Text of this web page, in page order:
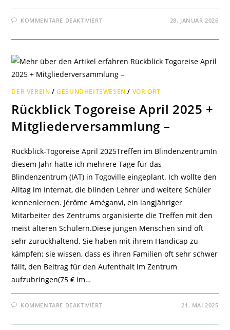
KOMMENTARE DEAKTIVIERTFÜR
DANKE!
28. JANUAR 2026
DER VEREIN /GESUNDHEITSWESEN / VOR ORT
Rückblick Togoreise April 2025 +
Mitgliederversammlung –
Rückblick-Togoreise April 2025Treffen im BlindenzentrumIn
diesem Jahr hatte ich mehrere Tage für das
Blindenzentrum (IAT) in Togoville eingeplant. Ich wollte den
Alltag im Internat, die blinden Lehrer und weitere Schüler
kennenlernen. Jérôme Améganvi, ein langjähriger
Mitarbeiter des Zentrums organisierte die Treffen mit den
meist älteren Schülern.Diese jungen Menschen sind oft
sehr zurückhaltend. Sie haben mit ihrem Handicap zu
kämpfen; sie wissen, dass es ihren Familien oft sehr schwer
fällt, den Beitrag für den Aufenthalt im Zentrum
aufzubringen(75 € im…
KOMMENTARE DEAKTIVIERTFÜR
APRIL
21. MAI 2025